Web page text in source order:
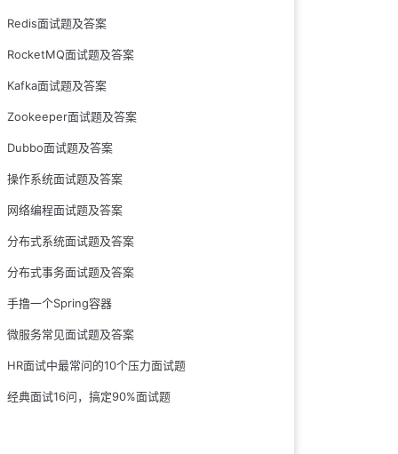
Redis面试题及答案
RocketMQ面试题及答案
Kafka面试题及答案
Zookeeper面试题及答案
Dubbo面试题及答案
操作系统面试题及答案
网络编程面试题及答案
分布式系统面试题及答案
分布式事务面试题及答案
手撸一个Spring容器
微服务常见面试题及答案
HR面试中最常问的10个压力面试题
经典面试16问，搞定90%面试题
20.Minor GC/